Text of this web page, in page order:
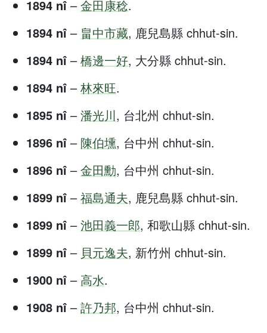
1894 nî – 金田康稔.
1894 nî – 畠中市藏, 鹿兒島縣 chhut-sin.
1894 nî – 橋邊一好, 大分縣 chhut-sin.
1894 nî – 林來旺.
1895 nî – 潘光川, 台北州 chhut-sin.
1896 nî – 陳伯壎, 台中州 chhut-sin.
1896 nî – 金田勳, 台中州 chhut-sin.
1899 nî – 福島通夫, 鹿兒島縣 chhut-sin.
1899 nî – 池田義一郎, 和歌山縣 chhut-sin.
1899 nî – 貝元逸夫, 新竹州 chhut-sin.
1900 nî – 高水.
1908 nî – 許乃邦, 台中州 chhut-sin.